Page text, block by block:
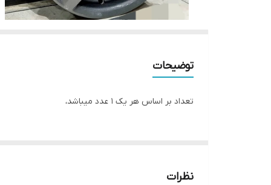
توضیحات
تعداد بر اساس هر یک ۱ عدد میباشد،
نظرات